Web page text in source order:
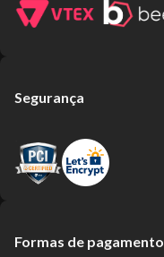
Segurança
Formas de pagamento